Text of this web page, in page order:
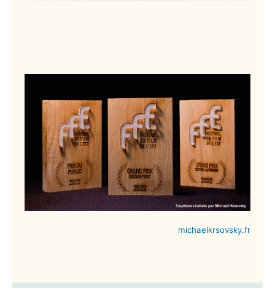
michaelkrsovsky.fr